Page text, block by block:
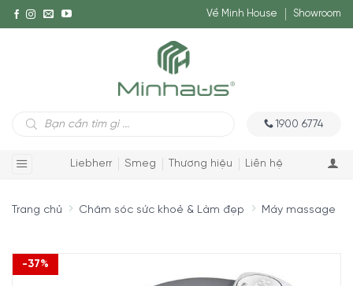
Về Minh House Showroom
Tìm
kiếm
1900 6774
Liebherr Smeg Thương hiệu Liên hệ
Trang chủ Chăm sóc sức khoẻ & Làm đẹp Máy massage
-37%